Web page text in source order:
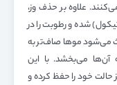
علاوه بر حذف وز،
شده و رطوبت را در
می‌شود موها صاف‌تر به
آن‌ها می‌بخشد. با این
خود را حفظ کرده و